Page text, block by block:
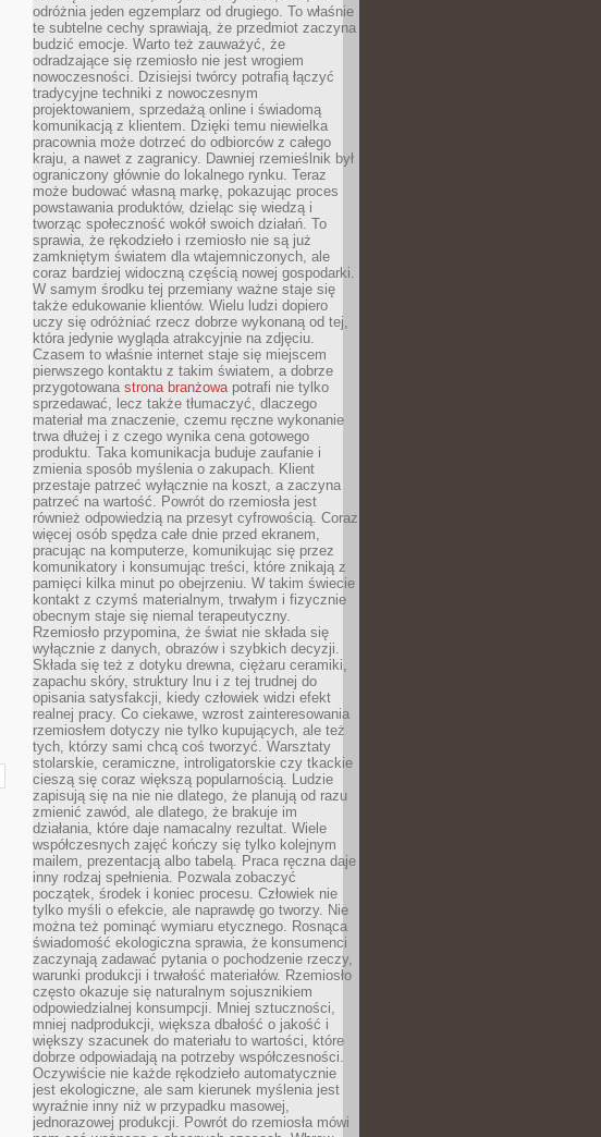
odróżnia jeden egzemplarz od drugiego. To właśnie
te subtelne cechy sprawiają, że przedmiot zaczyna
budzić emocje. Warto też zauważyć, że
odradzające się rzemiosło nie jest wrogiem
nowoczesności. Dzisiejsi twórcy potrafią łączyć
tradycyjne techniki z nowoczesnym
projektowaniem, sprzedażą online i świadomą
komunikacją z klientem. Dzięki temu niewielka
pracownia może dotrzeć do odbiorców z całego
kraju, a nawet z zagranicy. Dawniej rzemieślnik był
ograniczony głównie do lokalnego rynku. Teraz
może budować własną markę, pokazując proces
powstawania produktów, dzieląc się wiedzą i
tworząc społeczność wokół swoich działań. To
sprawia, że rękodzieło i rzemiosło nie są już
zamkniętym światem dla wtajemniczonych, ale
coraz bardziej widoczną częścią nowej gospodarki.
W samym środku tej przemiany ważne staje się
także edukowanie klientów. Wielu ludzi dopiero
uczy się odróżniać rzecz dobrze wykonaną od tej,
która jedynie wygląda atrakcyjnie na zdjęciu.
Czasem to właśnie internet staje się miejscem
pierwszego kontaktu z takim światem, a dobrze
przygotowana strona branżowapotrafi nie tylko
sprzedawać, lecz także tłumaczyć, dlaczego
materiał ma znaczenie, czemu ręczne wykonanie
trwa dłużej i z czego wynika cena gotowego
produktu. Taka komunikacja buduje zaufanie i
zmienia sposób myślenia o zakupach. Klient
przestaje patrzeć wyłącznie na koszt, a zaczyna
patrzeć na wartość. Powrót do rzemiosła jest
również odpowiedzią na przesyt cyfrowością. Coraz
więcej osób spędza całe dnie przed ekranem,
pracując na komputerze, komunikując się przez
komunikatory i konsumując treści, które znikają z
pamięci kilka minut po obejrzeniu. W takim świecie
kontakt z czymś materialnym, trwałym i fizycznie
obecnym staje się niemal terapeutyczny.
Rzemiosło przypomina, że świat nie składa się
wyłącznie z danych, obrazów i szybkich decyzji.
Składa się też z dotyku drewna, ciężaru ceramiki,
zapachu skóry, struktury lnu i z tej trudnej do
opisania satysfakcji, kiedy człowiek widzi efekt
realnej pracy. Co ciekawe, wzrost zainteresowania
rzemiosłem dotyczy nie tylko kupujących, ale też
tych, którzy sami chcą coś tworzyć. Warsztaty
stolarskie, ceramiczne, introligatorskie czy tkackie
cieszą się coraz większą popularnością. Ludzie
zapisują się na nie nie dlatego, że planują od razu
zmienić zawód, ale dlatego, że brakuje im
działania, które daje namacalny rezultat. Wiele
współczesnych zajęć kończy się tylko kolejnym
mailem, prezentacją albo tabelą. Praca ręczna daje
inny rodzaj spełnienia. Pozwala zobaczyć
początek, środek i koniec procesu. Człowiek nie
tylko myśli o efekcie, ale naprawdę go tworzy. Nie
można też pominąć wymiaru etycznego. Rosnąca
świadomość ekologiczna sprawia, że konsumenci
zaczynają zadawać pytania o pochodzenie rzeczy,
warunki produkcji i trwałość materiałów. Rzemiosło
często okazuje się naturalnym sojusznikiem
odpowiedzialnej konsumpcji. Mniej sztuczności,
mniej nadprodukcji, większa dbałość o jakość i
większy szacunek do materiału to wartości, które
dobrze odpowiadają na potrzeby współczesności.
Oczywiście nie każde rękodzieło automatycznie
jest ekologiczne, ale sam kierunek myślenia jest
wyraźnie inny niż w przypadku masowej,
jednorazowej produkcji. Powrót do rzemiosła mówi